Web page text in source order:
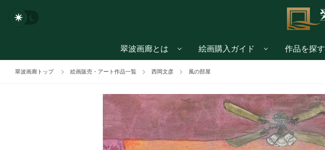
翠波画廊とは 絵画購入ガイド 作品を探す
翠波画廊トップ 絵画販売・アート作品一覧 西岡文彦 風の部屋